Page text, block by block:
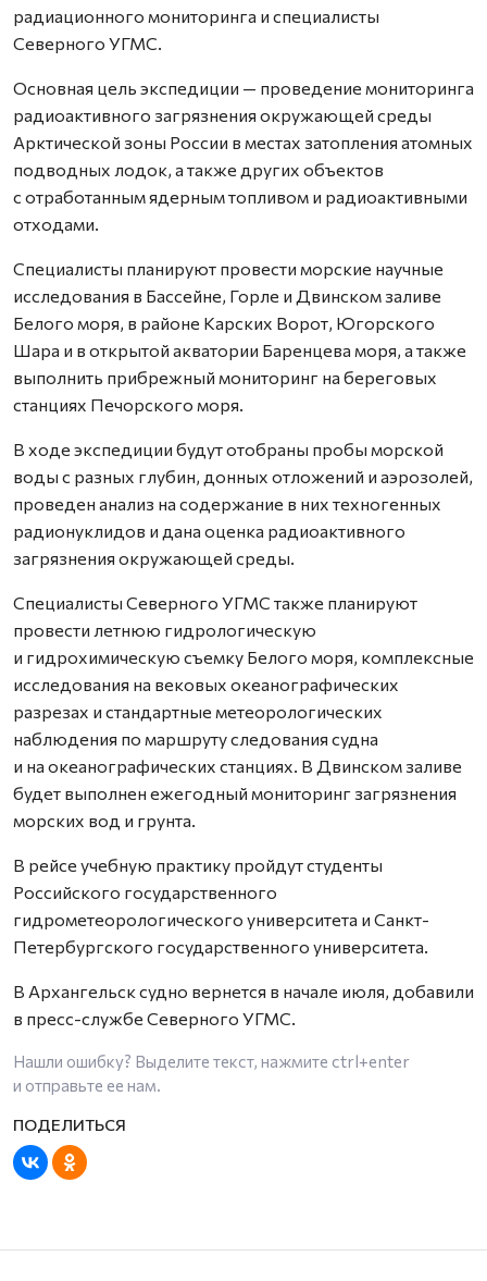
радиационного мониторинга и специалисты
Северного УГМС.
Основная цель экспедиции — проведение мониторинга
радиоактивного загрязнения окружающей среды
Арктической зоны России в местах затопления атомных
подводных лодок, а также других объектов
с отработанным ядерным топливом и радиоактивными
отходами.
Специалисты планируют провести морские научные
исследования в Бассейне, Горле и Двинском заливе
Белого моря, в районе Карских Ворот, Югорского
Шара и в открытой акватории Баренцева моря, а также
выполнить прибрежный мониторинг на береговых
станциях Печорского моря.
В ходе экспедиции будут отобраны пробы морской
воды с разных глубин, донных отложений и аэрозолей,
проведен анализ на содержание в них техногенных
радионуклидов и дана оценка радиоактивного
загрязнения окружающей среды.
Специалисты Северного УГМС также планируют
провести летнюю гидрологическую
и гидрохимическую съемку Белого моря, комплексные
исследования на вековых океанографических
разрезах и стандартные метеорологических
наблюдения по маршруту следования судна
и на океанографических станциях. В Двинском заливе
будет выполнен ежегодный мониторинг загрязнения
морских вод и грунта.
В рейсе учебную практику пройдут студенты
Российского государственного
гидрометеорологического университета и Санкт-
Петербургского государственного университета.
В Архангельск судно вернется в начале июля, добавили
в пресс-службе Северного УГМС.
Нашли ошибку? Выделите текст, нажмите ctrl+enter
и отправьте ее нам.